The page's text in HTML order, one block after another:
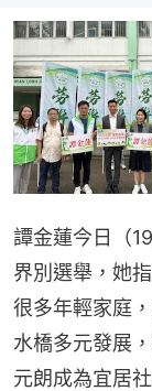
譚金蓮今日（
界別選舉，她
很多年輕家庭
水橋多元發展
元朗成為宜居社